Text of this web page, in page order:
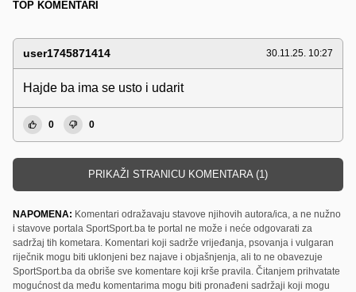
TOP KOMENTARI
user1745871414 30.11.25. 10:27
Hajde ba ima se usto i udarit
0 0
PRIKAŽI STRANICU KOMENTARA (1)
NAPOMENA: Komentari odražavaju stavove njihovih autora/ica, a ne nužno
i stavove portala SportSport.ba te portal ne može i neće odgovarati za
sadržaj tih kometara. Komentari koji sadrže vrijeđanja, psovanja i vulgaran
riječnik mogu biti uklonjeni bez najave i objašnjenja, ali to ne obavezuje
SportSport.ba da obriše sve komentare koji krše pravila. Čitanjem prihvatate
mogućnost da među komentarima mogu biti pronađeni sadržaji koji mogu